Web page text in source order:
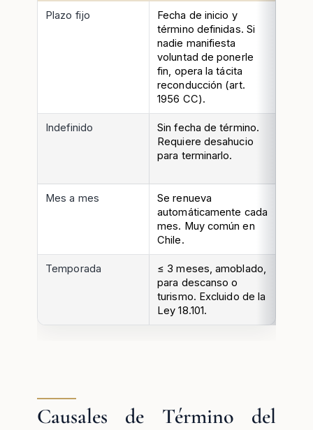
Plazo fijo
Fecha de inicio y
término definidas. Si
nadie manifiesta
voluntad de ponerle
fin, opera la tácita
reconducción (art.
1956 CC).
Indefinido
Sin fecha de término.
Requiere desahucio
para terminarlo.
Mes a mes
Se renueva
automáticamente cada
mes. Muy común en
Chile.
Temporada
≤ 3 meses, amoblado,
para descanso o
turismo. Excluido de la
Ley 18.101.
Causales de Término del